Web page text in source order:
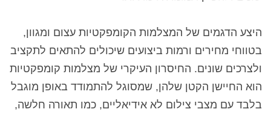
היצע הדגמים של המצלמות הקומפקטיות עצום ומגוון,
בטווחי מחירים ורמות ביצועים שיכולים להתאים לתקציב
ולצרכים שונים. החיסרון העיקרי של מצלמות קומפקטיות
הוא החיישן הקטן שלהן, שמסוגל להתמודד באופן מוגבל
בלבד עם מצבי צילום לא אידיאליים, כמו תאורה חלשה,